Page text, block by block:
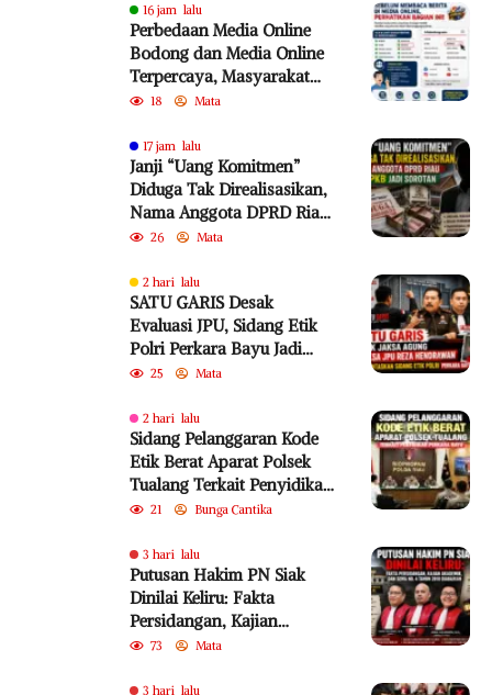
16 jam lalu
Perbedaan Media Online
Bodong dan Media Online
Terpercaya, Masyarakat
Diminta Lebih Cermat
18 Mata
17 jam lalu
Janji “Uang Komitmen”
Diduga Tak Direalisasikan,
Nama Anggota DPRD Riau
dari PKB Jadi Sorotan
26 Mata
2 hari lalu
SATU GARIS Desak
Evaluasi JPU, Sidang Etik
Polri Perkara Bayu Jadi
Sorotan
25 Mata
2 hari lalu
Sidang Pelanggaran Kode
Etik Berat Aparat Polsek
Tualang Terkait Penyidikan
Perkara Bayu
21 Bunga Cantika
3 hari lalu
Putusan Hakim PN Siak
Dinilai Keliru: Fakta
Persidangan, Kajian
Akademik, dan SEMA No. 4
73 Mata
3 hari lalu